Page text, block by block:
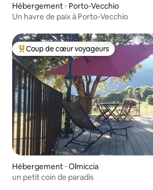
Hébergement ⋅ Porto-Vecchio
Un havre de paix à Porto-Vecchio
Coups de cœur voyageurs les plus
Coup de cœur voyageurs
Hébergement ⋅ Olmiccia
un petit coin de paradis